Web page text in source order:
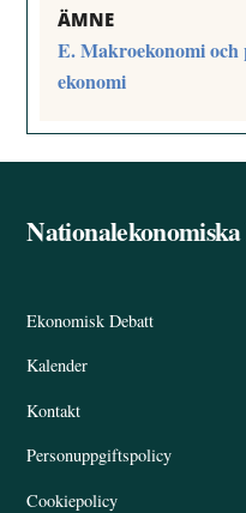
ÄMNE
E. Makroekonomi och
ekonomi
Ekonomisk Debatt
Kalender
Kontakt
Personuppgiftspolicy
Cookiepolicy